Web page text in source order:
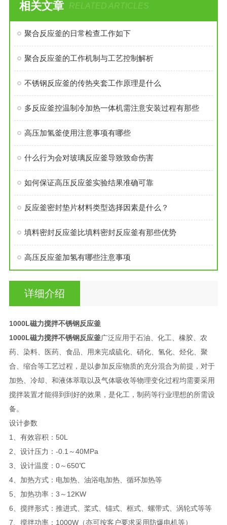
相关文章 RELATED ARTICLES
聚合反应釜的日常检查工作如下
聚合反应釜的工作机制与工艺控制解析
不锈钢反应釜的传热夹套工作原理是什么
多反应釜控温制冷加热一体机需注意安装过程有那些
高压加氢釜使用注意事项有哪些
什么行为会对玻璃反应釜导致致命伤害
如何保证高压反应釜实验结果准确可靠
反应釜密封垫片材料类型选择因素是什么？
填料密封反应釜比填料密封反应釜有那些优势
高压反应釜加氢有哪些注意事项
详细介绍
1000L磁力搅拌不锈钢反应釜
1000L磁力搅拌不锈钢反应釜广泛应用于石油、化工、橡胶、农
药、染料、医药、食品、用来完成硫化、硝化、氢化、烃化、聚
合、缩合等工艺过程，是以参加反应物质的充分混合为前提，对于
加热、冷却、和液体萃取以及气体吸收等物理变化过程均需要采用
搅拌装置才能得到到好的效果，是化工，制药等行业理想的所需设
备。
设计参数
1、有效容积：50L
2、设计压力：-0.1～40MPa
3、设计温度：0～650℃
4、加热方式：电加热、油浴电加热、循环加热等
5、加热功率：3～12KW
6、搅拌形式：推进式、桨式、锚式、框式、螺带式、涡轮式等等
7、搅拌功率：1000W（亦可按客户要求采用防爆电机等）